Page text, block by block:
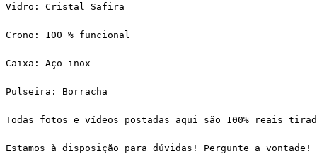
Vidro: Cristal Safira
Crono: 100 % funcional
Caixa: Aço inox
Pulseira: Borracha
Todas fotos e vídeos postadas aqui são 100% reais
Estamos à disposição para dúvidas! Pergunte a vontade!